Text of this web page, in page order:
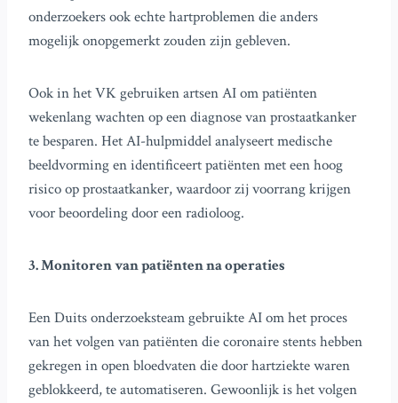
onderzoekers ook echte hartproblemen die anders
mogelijk onopgemerkt zouden zijn gebleven.
Ook in het VK gebruiken artsen AI om patiënten
wekenlang wachten op een diagnose van prostaatkanker
te besparen. Het AI-hulpmiddel analyseert medische
beeldvorming en identificeert patiënten met een hoog
risico op prostaatkanker, waardoor zij voorrang krijgen
voor beoordeling door een radioloog.
3. Monitoren van patiënten na operaties
Een Duits onderzoeksteam gebruikte AI om het proces
van het volgen van patiënten die coronaire stents hebben
gekregen in open bloedvaten die door hartziekte waren
geblokkeerd, te automatiseren. Gewoonlijk is het volgen